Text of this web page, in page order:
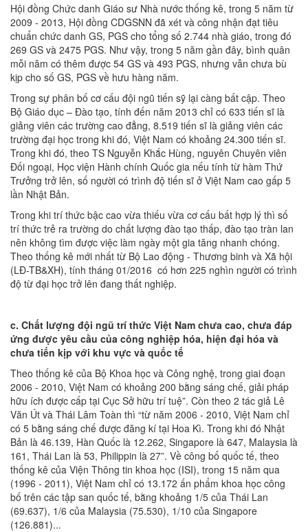
Hội đồng Chức danh Giáo sư Nhà nước thống kê, trong 5 năm từ
2009 - 2013, Hội đồng CDGSNN đã xét và công nhận đạt tiêu
chuẩn chức danh GS, PGS cho tổng số 2.744 nhà giáo, trong đó
269 GS và 2475 PGS. Như vậy, trong 5 năm gần đây, bình quân
mỗi năm có thêm được 54 GS và 493 PGS, nhưng vẫn chưa bù
kịp cho số GS, PGS về hưu hàng năm.
Trong sự phân bố cơ cấu đội ngũ tiến sỹ lại càng bất cập. Theo
Bộ Giáo dục – Đào tạo, tính đến năm 2013 chỉ có 633 tiến sĩ là
giảng viên các trường cao đẳng, 8.519 tiến sĩ là giảng viên các
trường đại học trong khi đó, Việt Nam có khoảng 24.300 tiến sĩ.
Trong khi đó, theo TS Nguyễn Khắc Hùng, nguyên Chuyên viên
Đối ngoại, Học viện Hành chính Quốc gia nếu tính từ hàm Thứ
Trưởng trở lên, số người có trình độ tiến sĩ ở Việt Nam cao gấp 5
lần Nhật Bản.
Trong khi trí thức bậc cao vừa thiếu vừa cơ cấu bất hợp lý thì số
trí thức trẻ ra trường do chất lượng đào tạo thấp, đào tạo tràn lan
nên không tìm được việc làm ngày một gia tăng nhanh chóng.
Theo thống kê mới nhất từ Bộ Lao động - Thương binh và Xã hội
(LĐ-TB&XH), tính tháng 01/2016 có hơn 225 nghìn người có trình
độ từ đại học trở lên đang thất nghiệp.
c. Chất lượng đội ngũ trí thức Việt Nam chưa cao, chưa đáp
ứng được yêu cầu của công nghiệp hóa, hiện đại hóa và
chưa tiến kịp với khu vực và quốc tế
Theo thống kê của Bộ Khoa học và Công nghệ, trong giai đoạn
2006 - 2010, Việt Nam có khoảng 200 bằng sáng chế, giải pháp
hữu ích được cấp tại Cục Sở hữu trí tuệ”. Còn theo 2 tác giả Lê
Văn Út và Thái Lâm Toàn thì “từ năm 2006 - 2010, Việt Nam chỉ
có 5 bằng sáng chế được đăng kí tại Hoa Kì. Trong khi đó Nhật
Bản là 46.139, Hàn Quốc là 12.262, Singapore là 647, Malaysia là
161, Thái Lan là 53, Philippin là 27”. Về công bố quốc tế, theo
thống kê của Viện Thông tin khoa học (ISI), trong 15 năm qua
(1996 - 2011), Việt Nam chỉ có 13.172 ấn phẩm khoa học công
bố trên các tập san quốc tế, bằng khoảng 1/5 của Thái Lan
(69.637), 1/6 của Malaysia (75.530), 1/10 của Singapore
(126.881)...